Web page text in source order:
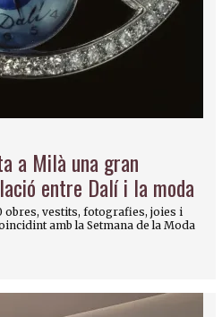
a Milà una gran
entre Dalí i la moda
obres, vestits, fotografies, joies i
amb la Setmana de la Moda